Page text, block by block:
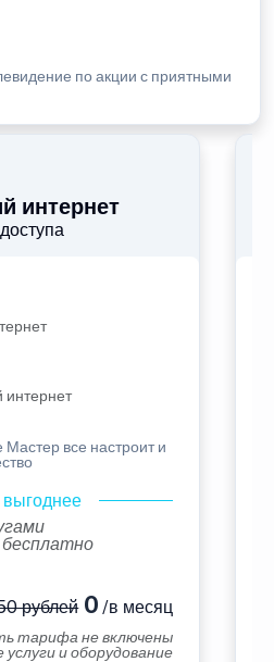
по акции с приятными
интернет
интернет
Мастер все настроит и
выгоднее
рублей0 /в месяц
тарифа не включены
и оборудование